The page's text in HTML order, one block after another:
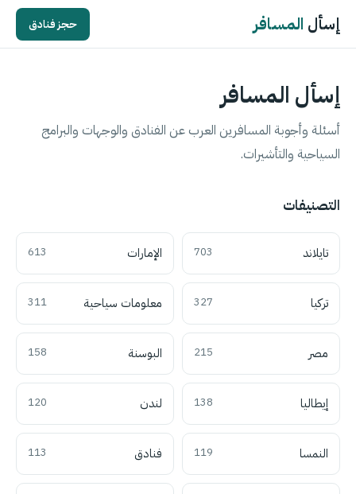
إسأل المسافر حجز فنادق
إسأل المسافر
أسئلة وأجوبة المسافرين العرب عن الفنادق والوجهات والبرامج
السياحية والتأشيرات.
التصنيفات
تايلاند 703 الإمارات 613
تركيا 327 معلومات سياحية 311
مصر 215 البوسنة 158
إيطاليا 138 لندن 120
النمسا 119 فنادق 113